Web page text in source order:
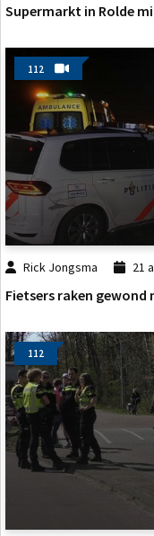
Supermarkt in Rolde
112
Rick Jongsma 21
Fietsers raken gewond
112